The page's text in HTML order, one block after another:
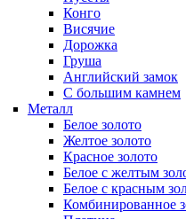
Конго
Висячие
Дорожка
Груша
Английский замок
С большим камнем
Металл
Белое золото
Желтое золото
Красное золото
Белое с желтым
Белое с красным
Комбинированное